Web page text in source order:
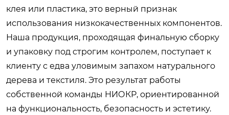
клея или пластика, это верный признак
использования низкокачественных компонентов.
Наша продукция, проходящая финальную сборку
и упаковку под строгим контролем, поступает к
клиенту с едва уловимым запахом натурального
дерева и текстиля. Это результат работы
собственной команды НИОКР, ориентированной
на функциональность, безопасность и эстетику.